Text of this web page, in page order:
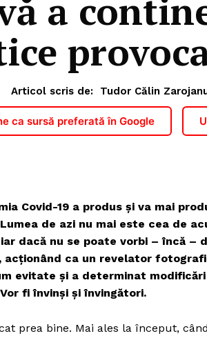
a
Articol scris de: Tudor Călin
ca sursă preferată în Google
Covid-19 a produs și va mai
de azi nu mai este cea de
dacă nu se poate vorbi – încă –
acționând ca un revelator
evitate și a determinat
fi învinși și învingători.
prea bine. Mai ales la început,